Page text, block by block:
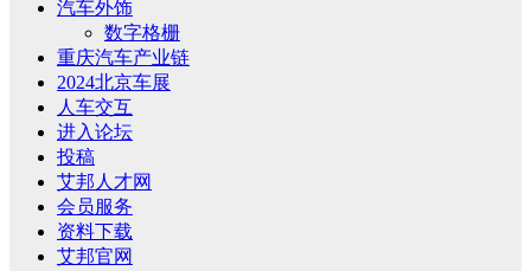
汽车外饰
数字格栅
重庆汽车产业链
2024北京车展
人车交互
进入论坛
投稿
艾邦人才网
会员服务
资料下载
艾邦官网